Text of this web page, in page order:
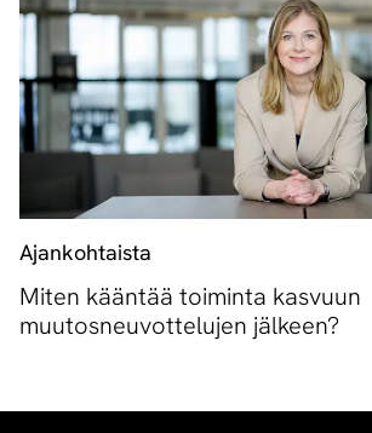
Ajankohtaista
Miten kääntää toiminta kasvuun
muutosneuvottelujen jälkeen?